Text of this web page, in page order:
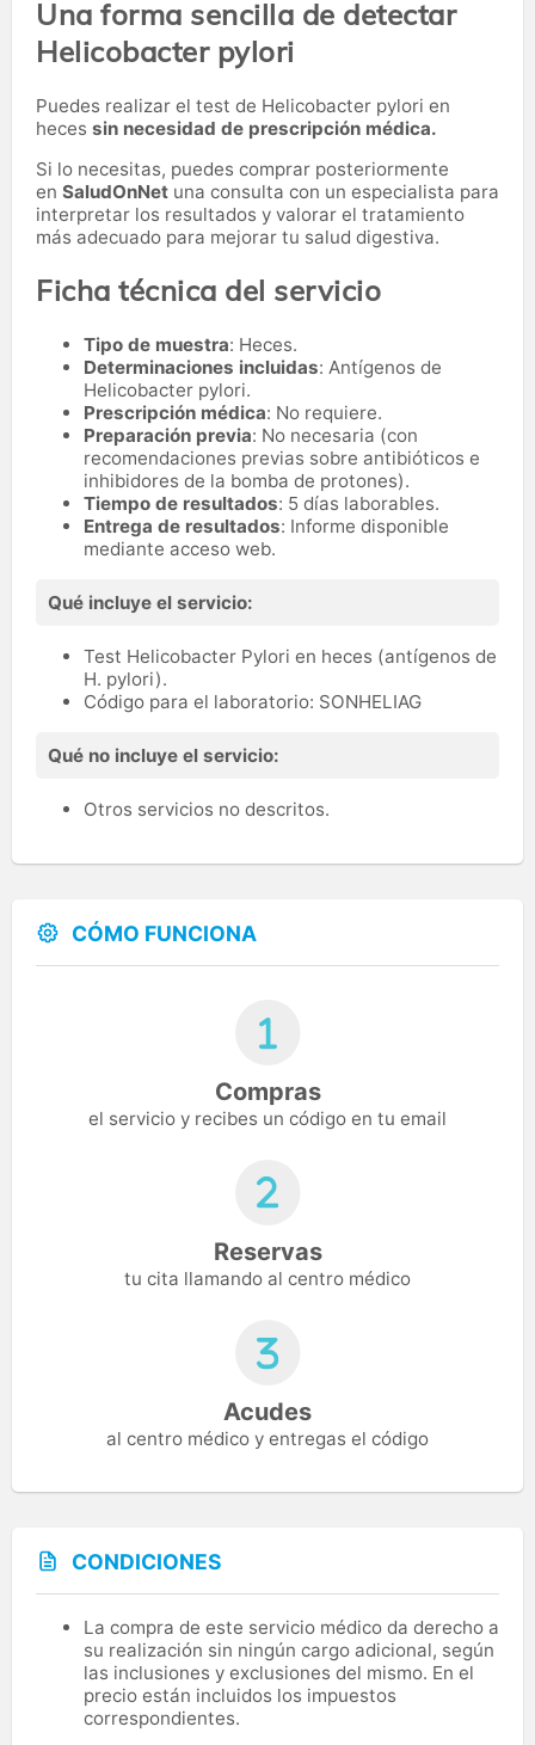
Una forma sencilla de detectar
Helicobacter pylori
Puedes realizar el test de Helicobacter pylori en
heces sin necesidad de prescripción médica.
Si lo necesitas, puedes comprar posteriormente
en SaludOnNet una consulta con un especialista para
interpretar los resultados y valorar el tratamiento
más adecuado para mejorar tu salud digestiva.
Ficha técnica del servicio
Tipo de muestra: Heces.
Determinaciones incluidas: Antígenos de
Helicobacter pylori.
Prescripción médica: No requiere.
Preparación previa: No necesaria (con
recomendaciones previas sobre antibióticos e
inhibidores de la bomba de protones).
Tiempo de resultados: 5 días laborables.
Entrega de resultados: Informe disponible
mediante acceso web.
Qué incluye el servicio:
Test Helicobacter Pylori en heces (antígenos de
H. pylori).
Código para el laboratorio: SONHELIAG
Qué no incluye el servicio:
Otros servicios no descritos.
CÓMO FUNCIONA
Compras
el servicio y recibes un código en tu email
Reservas
tu cita llamando al centro médico
Acudes
al centro médico y entregas el código
CONDICIONES
La compra de este servicio médico da derecho a
su realización sin ningún cargo adicional, según
las inclusiones y exclusiones del mismo. En el
precio están incluidos los impuestos
correspondientes.